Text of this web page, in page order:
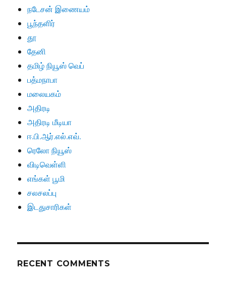
நடேசன் இணையம்
பூந்தளிர்
தூ
தேனி
தமிழ் நியூஸ் வெப்
பத்மநாபா
மலையகம்
அதிரடி
அதிரடி மீடியா
ஈ.பி.ஆர்.எல்.எவ்.
ரெலோ நியூஸ்
விடிவெள்ளி
எங்கள் பூமி
சலசலப்பு
இடதுசாரிகள்
RECENT COMMENTS